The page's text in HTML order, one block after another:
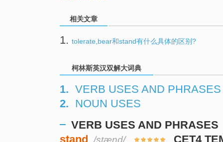
相关文章
1. tolerate,bear和stand有什么具体的区别?
柯林斯英汉双解大词典
1. VERB USES AND PHRASES
2. NOUN USES
VERB USES AND PHRASES
stand /stænd/ CET4